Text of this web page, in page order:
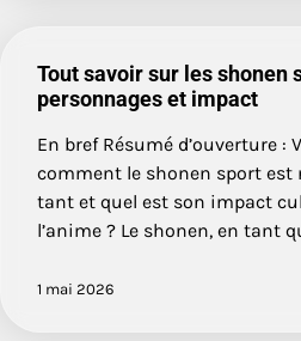
Tout savoir sur les shonen
personnages et impact
En bref Résumé d’ouverture :
comment le shonen sport est
tant et quel est son impact
l’anime ? Le shonen, en tant
1 mai 2026